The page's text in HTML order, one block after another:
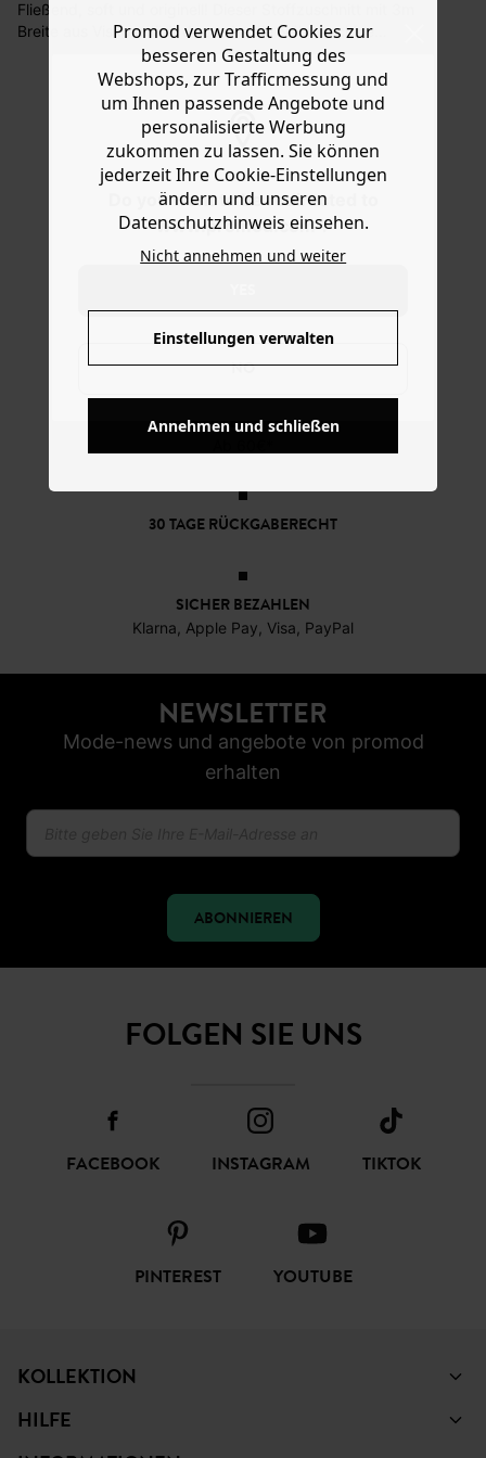
Do you want to be redirected to
www.promod.com ?
NO
Sie haben das Recht binnen30 Tagennach Erhalt der
Ware die Artikel zurückzuschicken oder umzutauschen.
Fließend, soft und originell! Dieser Stoffzuschnitt mit 3m
Breite aus Viskose lädt dazu ein, die Nähmaschine
einzuschalten. Ob Bluse, Rock, Kleid oder Kimono -
lassen Sie Ihrer Kreativität freien Lauf. Der Tipp der
Stylistin: Entdecken Sie diesen Stoffzuschnitt in
verschiedenen Farben und Mustern.
KOSTENFREIE LIEFERUNG
30 TAGE RÜCKGABERECHT
SICHER BEZAHLEN
Klarna, Apple Pay, Visa, PayPal
NEWSLETTER
Mode-news und angebote von promod
erhalten
ABONNIEREN
FOLGEN SIE UNS
FACEBOOK INSTAGRAM TIKTOK
PINTEREST YOUTUBE
KOLLEKTION
HILFE
Promod verwendet Cookies zur
besseren Gestaltung des
Webshops, zur Trafficmessung und
um Ihnen passende Angebote und
personalisierte Werbung
zukommen zu lassen. Sie können
jederzeit Ihre Cookie-Einstellungen
ändern und unseren
Datenschutzhinweis einsehen.
Nicht annehmen und weiter
Einstellungen verwalten
Annehmen und schließen